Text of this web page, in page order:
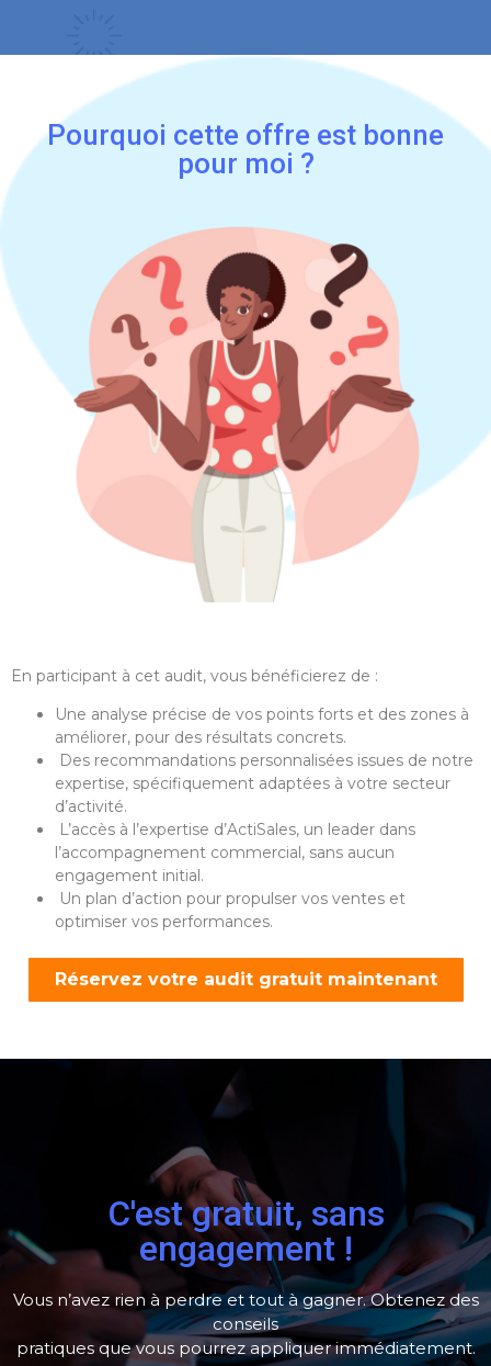
Pourquoi cette offre est bonne
pour moi ?
En participant à cet audit, vous bénéficierez de :
Une analyse précise de vos points forts et des zones à
améliorer, pour des résultats concrets.
Des recommandations personnalisées issues de notre
expertise, spécifiquement adaptées à votre secteur
d’activité.
L’accès à l’expertise d’ActiSales, un leader dans
l’accompagnement commercial, sans aucun
engagement initial.
Un plan d’action pour propulser vos ventes et
optimiser vos performances.
Réservez votre audit gratuit maintenant
C'est gratuit, sans
engagement !
Vous n’avez rien à perdre et tout à gagner. Obtenez des
conseils
pratiques que vous pourrez appliquer immédiatement.